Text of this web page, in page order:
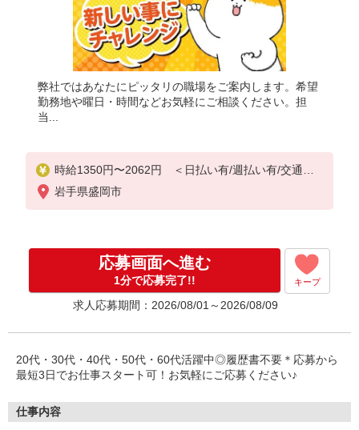
弊社ではあなたにピッタリの職場をご案内します。希望
勤務地や曜日・時間などお気軽にご相談ください。担
当...
時給1350円〜2062円 ＜日払い有/週払い有/交通費
全支給(ガソリン代含む)＞
岩手県盛岡市
応募画面へ進む
1分で応募完了!! キープ
求人応募期間：2026/08/01～2026/08/09
20代・30代・40代・50代・60代活躍中◎履歴書不要＊応募から
最短3日でお仕事スタート可！お気軽にご応募ください♪
仕事内容